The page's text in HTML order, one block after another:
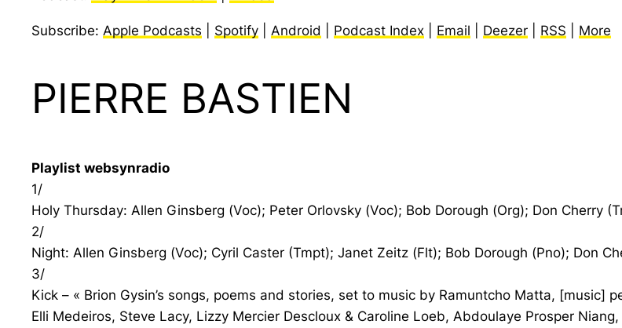
Subscribe: Apple Podcasts Spotify Android Podcast Index Email Deezer RSS More
PIERRE BASTIEN
Playlist websynradio
1/
Holy Thursday: Allen Ginsberg (Voc); Peter Orlovsky (Voc); Bob Dorough (Org); Don Cherry
2/
Night: Allen Ginsberg (Voc); Cyril Caster (Tmpt); Janet Zeitz (Flt); Bob Dorough (Pno); Don
3/
Kick – « Brion Gysin’s songs, poems and stories, set to music by Ramuntcho Matta, [music]
Elli Medeiros, Steve Lacy, Lizzy Mercier Descloux & Caroline Loeb, Abdoulaye Prosper